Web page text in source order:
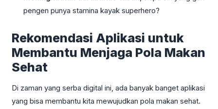
pengen punya stamina kayak superhero?
Rekomendasi Aplikasi untuk
Membantu Menjaga Pola Makan
Sehat
Di zaman yang serba digital ini, ada banyak banget aplikasi
yang bisa membantu kita mewujudkan pola makan sehat.